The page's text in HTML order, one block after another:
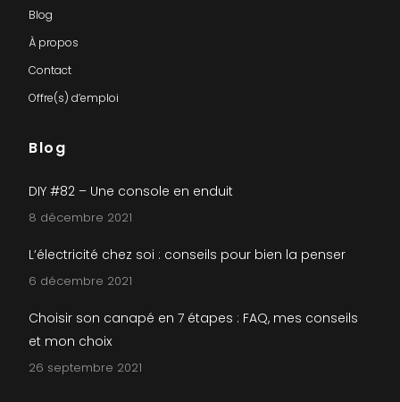
Blog
À propos
Contact
Offre(s) d’emploi
Blog
DIY #82 – Une console en enduit
8 décembre 2021
L’électricité chez soi : conseils pour bien la penser
6 décembre 2021
Choisir son canapé en 7 étapes : FAQ, mes conseils
et mon choix
26 septembre 2021